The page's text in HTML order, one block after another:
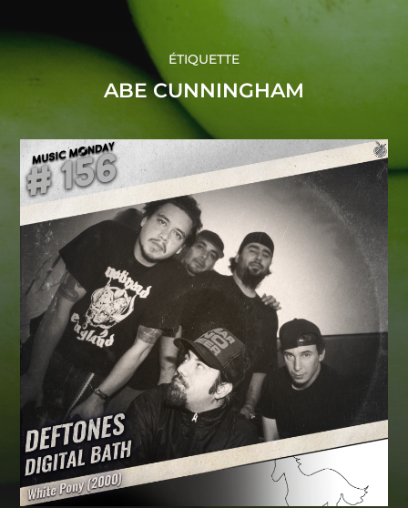
ÉTIQUETTE
ABE CUNNINGHAM